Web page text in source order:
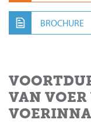
BROCHURE
VAN VOER